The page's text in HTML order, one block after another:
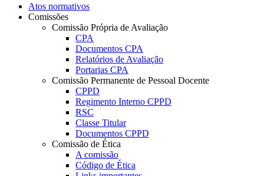
Atos normativos
Comissões
Comissão Própria de Avaliação
CPA
Documentos CPA
Relatórios de Avaliação
Portarias CPA
Comissão Permanente de Pessoal Docente
CPPD
Regimento Interno CPPD
RSC
Classe Titular
Documentos CPPD
Comissão de Ética
A comissão
Código de Ética